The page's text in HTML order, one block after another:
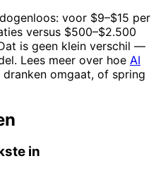
voor $9–$15 per
versus $500–$2.500
is geen klein verschil —
Lees meer over hoe AI
omgaat, of spring
in